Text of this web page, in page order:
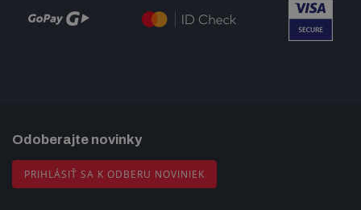
Odoberajte novinky
PRIHLÁSIŤ SA K ODBERU NOVINIEK